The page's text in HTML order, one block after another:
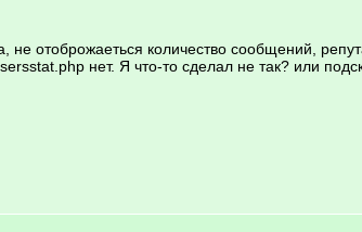
отоброжаеться количество сообщений,
нет. Я что-то сделал не так? или